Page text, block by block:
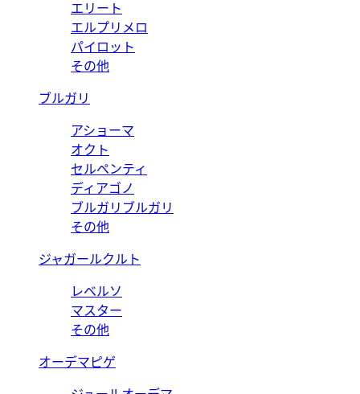
エリート
エルプリメロ
パイロット
その他
ブルガリ
アショーマ
オクト
セルペンティ
ディアゴノ
ブルガリブルガリ
その他
ジャガールクルト
レベルソ
マスター
その他
オーデマピゲ